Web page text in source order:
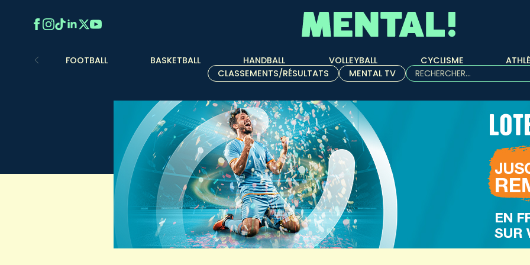
FOOTBALL BASKETBALL HANDBALL VOLLEYBALL CYCLISME
CLASSEMENTS/RÉSULTATS
MENTAL TV
Rechercher :